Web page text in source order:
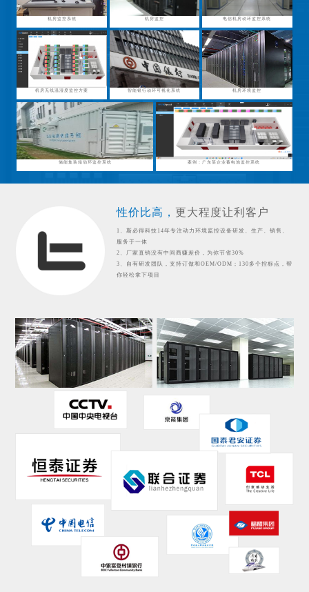
机房监控系统 机房监控 电信机房动环监控系统
机房无线温湿度监控方案 智能银行动环可视化系统 机房环境监控
储能集装箱动环监控系统 案例：广东某企业蓄电池监控系统
性价比高， 更大程度让利客户
1、斯必得科技14年专注动力环境监控设备研发、生产、销售、
服务于一体
2、厂家直销没有中间商赚差价，为你节省30%
3、自有研发团队，支持订做和OEM/ODM；130多个控标点，帮
你轻松拿下项目